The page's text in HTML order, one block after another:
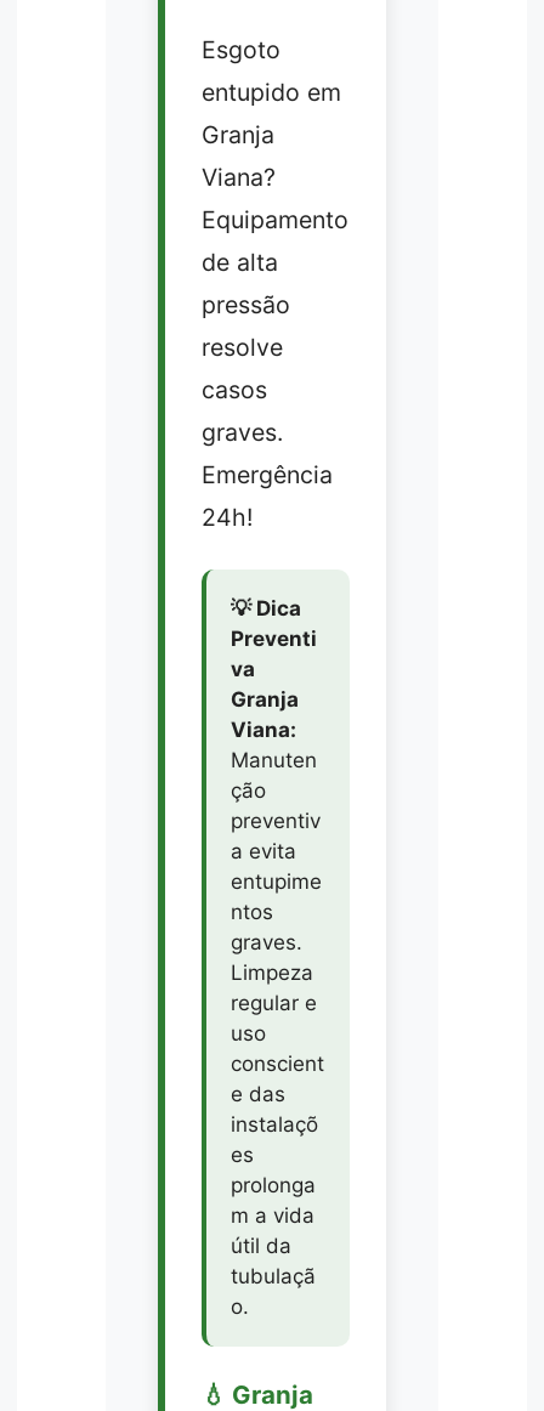
Esgoto
entupido em
Granja
Viana?
Equipamento
de alta
pressão
resolve
casos
graves.
Emergência
24h!
💡 Dica
Preventi
va
Granja
Viana:
Manuten
ção
preventiv
a evita
entupime
ntos
graves.
Limpeza
regular e
uso
conscient
e das
instalaçõ
es
prolonga
m a vida
útil da
tubulaçã
o.
💧 Granja